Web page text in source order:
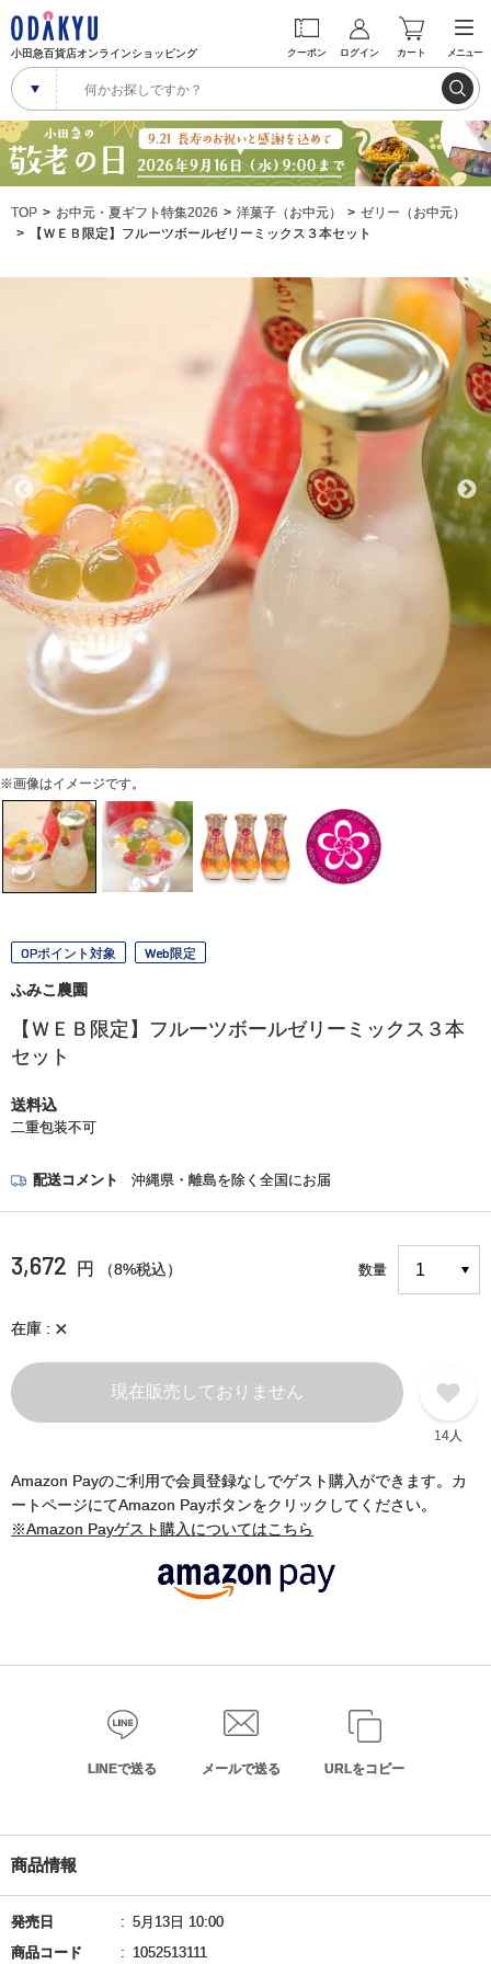
小田急百貨店オンラインショッピング クーポン ログイン カート メニュー
TOP お中元・夏ギフト特集2026 洋菓子（お中元）
ゼリー（お中元）
【ＷＥＢ限定】フルーツボールゼリーミックス３本セット
※画像はイメージです。
OPポイント対象 Web限定
ふみこ農園
【ＷＥＢ限定】フルーツボールゼリーミックス３本
セット
送料込
二重包装不可
配送コメント 沖縄県・離島を除く全国にお届
3,672 円 （8%税込） 数量
在庫 ×
現在販売しておりません
14人
Amazon Payのご利用で会員登録なしでゲスト購入ができます。カ
ートページにてAmazon Payボタンをクリックしてください。
※Amazon Payゲスト購入についてはこちら
LINEで送る メールで送る URLをコピー
商品情報
発売日
5月13日 10:00
商品コード
1052513111